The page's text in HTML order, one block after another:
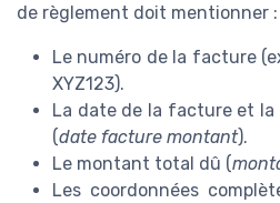
de règlement doit mentionner :
Le numéro de la facture
XYZ123).
La date de la facture et
(date facture montant).
Le montant total dû (
Les coordonnées